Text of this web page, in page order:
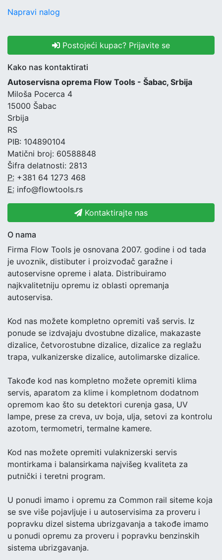
Napravi nalog
Postojeći kupac? Prijavite se
Kako nas kontaktirati
Autoservisna oprema Flow Tools - Šabac, Srbija
Miloša Pocerca 4
15000 Šabac
Srbija
RS
PIB: 104890104
Matični broj: 60588848
Šifra delatnosti: 2813
P: +381 64 1273 468
E: info@flowtools.rs
Kontaktirajte nas
O nama
Firma Flow Tools je osnovana 2007. godine i od tada
je uvoznik, distibuter i proizvođač garažne i
autoservisne opreme i alata. Distribuiramo
najkvalitetniju opremu iz oblasti opremanja
autoservisa.
Kod nas možete kompletno opremiti vaš servis. Iz
ponude se izdvajaju dvostubne dizalice, makazaste
dizalice, četvorostubne dizalice, dizalice za reglažu
trapa, vulkanizerske dizalice, autolimarske dizalice.
Takođe kod nas kompletno možete opremiti klima
servis, aparatom za klime i kompletnom dodatnom
opremom kao što su detektori curenja gasa, UV
lampe, prese za creva, uv boja, ulja, setovi za kontrolu
azotom, termometri, termalne kamere.
Kod nas možete opremiti vulaknizerski servis
montirkama i balansirkama najvišeg kvaliteta za
putnički i teretni program.
U ponudi imamo i opremu za Common rail siteme koja
se sve više pojavljuje i u autoservisima za proveru i
popravku dizel sistema ubrizgavanja a takođe imamo
u ponudi opremu za proveru i popravku benzinskih
sistema ubrizgavanja.